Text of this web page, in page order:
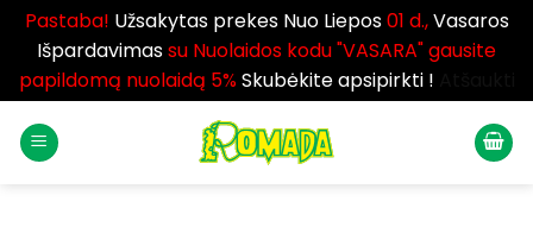
Pastaba! Užsakytas prekes Nuo Liepos01 d.,Vasaros
Išpardavimassu Nuolaidos kodu "VASARA" gausite
papildomą nuolaidą 5%Skubėkite apsipirkti !